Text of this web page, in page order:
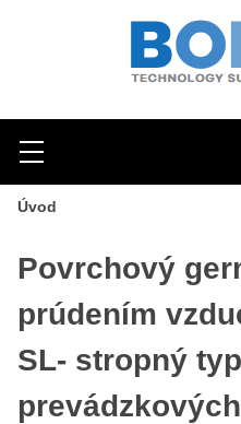
Hľadať
Menu
Úvod
Povrchový
prúdením
SL- stropný